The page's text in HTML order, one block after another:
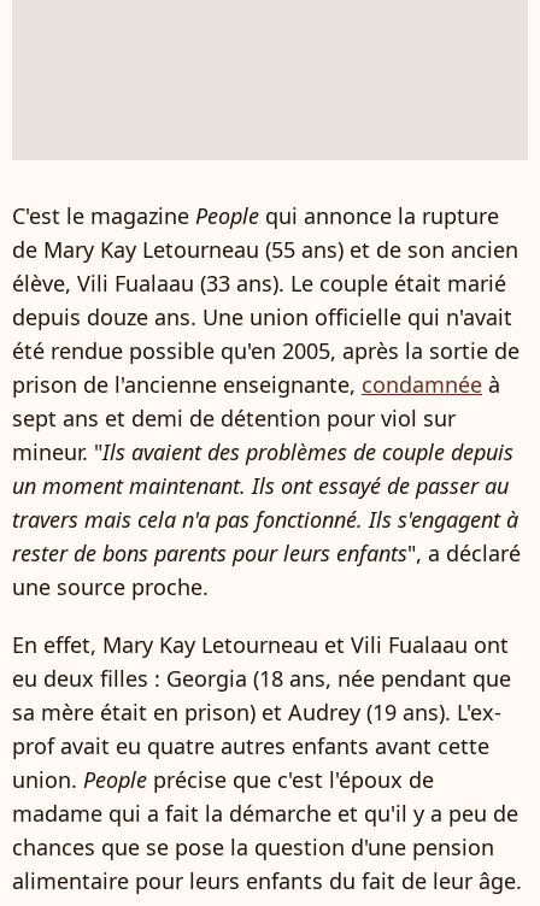
C'est le magazine People qui annonce la rupture
de Mary Kay Letourneau (55 ans) et de son ancien
élève, Vili Fualaau (33 ans). Le couple était marié
depuis douze ans. Une union officielle qui n'avait
été rendue possible qu'en 2005, après la sortie de
prison de l'ancienne enseignante, condamnée à
sept ans et demi de détention pour viol sur
mineur. "Ils avaient des problèmes de couple depuis
un moment maintenant. Ils ont essayé de passer au
travers mais cela n'a pas fonctionné. Ils s'engagent à
rester de bons parents pour leurs enfants", a déclaré
une source proche.
En effet, Mary Kay Letourneau et Vili Fualaau ont
eu deux filles : Georgia (18 ans, née pendant que
sa mère était en prison) et Audrey (19 ans). L'ex-
prof avait eu quatre autres enfants avant cette
union. People précise que c'est l'époux de
madame qui a fait la démarche et qu'il y a peu de
chances que se pose la question d'une pension
alimentaire pour leurs enfants du fait de leur âge.